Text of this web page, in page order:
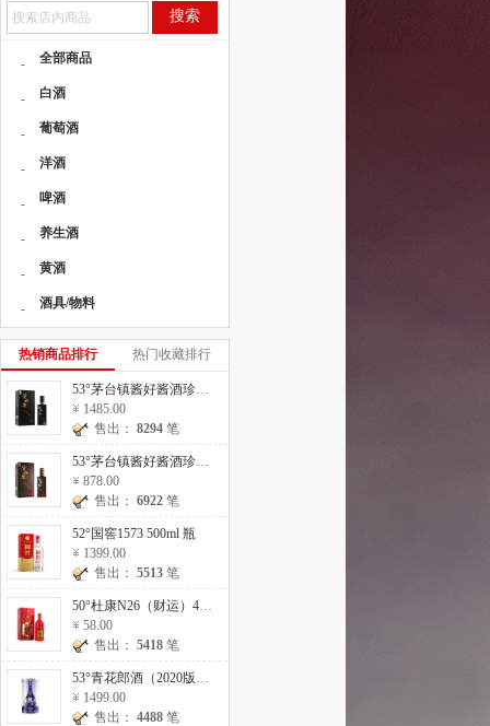
按人气
搜索
- 全部商品
- 白酒
- 葡萄酒
- 洋酒
- 啤酒
- 养生酒
- 黄酒
- 酒具/物料
热销商品排行 热门收藏排行
1485.00
售出： 8294 笔
878.00
售出： 6922 笔
52°国窖1573 500ml 瓶
1399.00
售出： 5513 笔
58.00
售出： 5418 笔
1499.00
售出： 4488 笔